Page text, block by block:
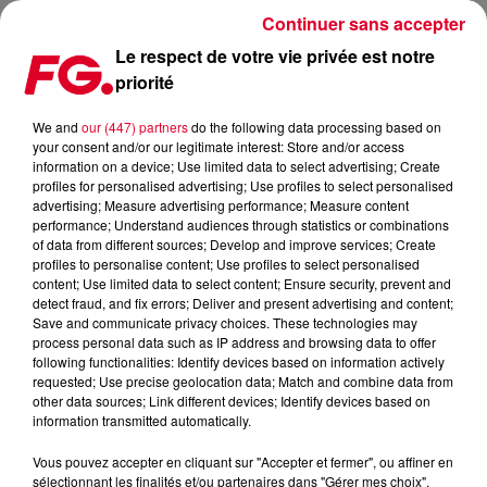
SOLIDAYS : BELLE FÊTE ET GROSSE AMBIANCE POUR L’ÉDITION DÉDIÉE AUX
Publié : 5 juillet 2021 à 6h38 par Antony Harari Mhammedi
Le respect de votre vie privée est notre
priorité
We and our (447) partnersdo the following data processing based on
your consent and/or our legitimate interest: Store and/or access
information on a device; Use limited data to select advertising; Create
profiles for personalised advertising; Use profiles to select personalised
advertising; Measure advertising performance; Measure content
performance; Understand audiences through statistics or combinations
of data from different sources; Develop and improve services; Create
profiles to personalise content; Use profiles to select personalised
content; Use limited data to select content; Ensure security, prevent and
detect fraud, and fix errors; Deliver and present advertising and content;
Save and communicate privacy choices. These technologies may
process personal data such as IP address and browsing data to offer
following functionalities: Identify devices based on information actively
requested; Use precise geolocation data; Match and combine data from
other data sources; Link different devices; Identify devices based on
information transmitted automatically.
Vous pouvez accepter en cliquant sur "Accepter et fermer", ou affiner en
sélectionnant les finalités et/ou partenaires dans "Gérer mes choix".
Continuer sans accepter